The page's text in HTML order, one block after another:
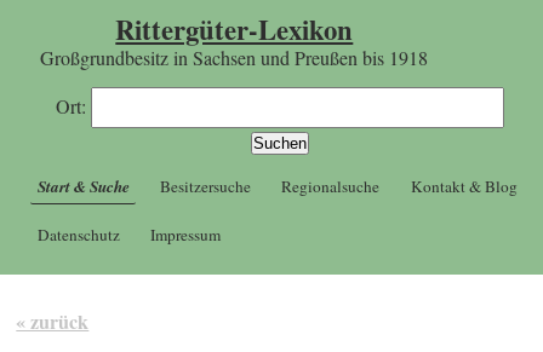
Rittergüter-Lexikon
Großgrundbesitz in Sachsen und Preußen bis 1918
Ort:
Start & Suche Besitzersuche Regionalsuche Kontakt & Blog
Datenschutz Impressum
« zurück